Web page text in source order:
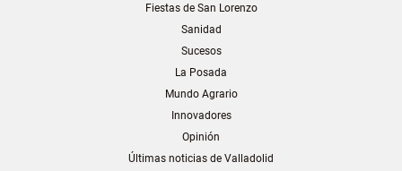
Fiestas de San Lorenzo
Sanidad
Sucesos
La Posada
Mundo Agrario
Innovadores
Opinión
Últimas noticias de Valladolid